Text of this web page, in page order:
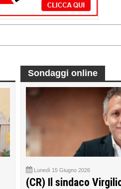
Sondaggi online
Lunedì 15 Giugno 2026
(CR) Il sindaco